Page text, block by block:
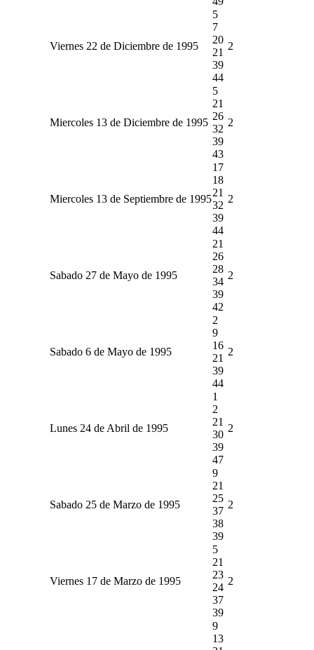
Viernes 22 de Diciembre de 1995
5
7
20
21
39
44
2
Miercoles 13 de Diciembre de 1995
5
21
26
32
39
43
2
Miercoles 13 de Septiembre de 1995
17
18
21
32
39
44
2
Sabado 27 de Mayo de 1995
21
26
28
34
39
42
2
Sabado 6 de Mayo de 1995
2
9
16
21
39
44
2
Lunes 24 de Abril de 1995
1
2
21
30
39
47
2
Sabado 25 de Marzo de 1995
9
21
25
37
38
39
2
Viernes 17 de Marzo de 1995
5
21
23
24
37
39
2
9
13